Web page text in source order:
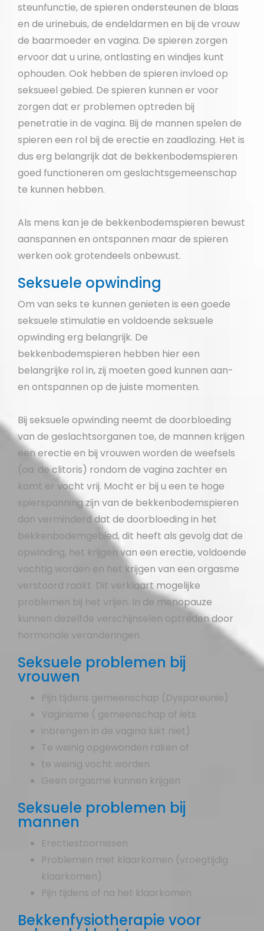
steunfunctie, de spieren ondersteunen de blaas
en de urinebuis, de endeldarmen en bij de vrouw
de baarmoeder en vagina. De spieren zorgen
ervoor dat u urine, ontlasting en windjes kunt
ophouden. Ook hebben de spieren invloed op
seksueel gebied. De spieren kunnen er voor
zorgen dat er problemen optreden bij
penetratie in de vagina. Bij de mannen spelen de
spieren een rol bij de erectie en zaadlozing. Het is
dus erg belangrijk dat de bekkenbodemspieren
goed functioneren om geslachtsgemeenschap
te kunnen hebben.
Als mens kan je de bekkenbodemspieren bewust
aanspannen en ontspannen maar de spieren
werken ook grotendeels onbewust.
Seksuele opwinding
Om van seks te kunnen genieten is een goede
seksuele stimulatie en voldoende seksuele
opwinding erg belangrijk. De
bekkenbodemspieren hebben hier een
belangrijke rol in, zij moeten goed kunnen aan-
en ontspannen op de juiste momenten.
Bij seksuele opwinding neemt de doorbloeding
van de geslachtsorganen toe, de mannen krijgen
een erectie en bij vrouwen worden de weefsels
(oa. de clitoris) rondom de vagina zachter en
komt er vocht vrij. Mocht er bij u een te hoge
spierspanning zijn van de bekkenbodemspieren
dan verminderd dat de doorbloeding in het
bekkenbodemgebied, dit heeft als gevolg dat de
opwinding, het krijgen van een erectie, voldoende
vochtig worden en het krijgen van een orgasme
verstoord raakt. Dit verklaart mogelijke
problemen bij het vrijen. In de menopauze
kunnen dezelfde verschijnselen optreden door
hormonale veranderingen.
Seksuele problemen bij
vrouwen
Pijn tijdens gemeenschap (Dyspareunie)
Vaginisme ( gemeenschap of iets
inbrengen in de vagina lukt niet)
Te weinig opgewonden raken of
te weinig vocht worden
Geen orgasme kunnen krijgen
Seksuele problemen bij
mannen
Erectiestoornissen
Problemen met klaarkomen (vroegtijdig
klaarkomen)
Pijn tijdens of na het klaarkomen
Bekkenfysiotherapie voor